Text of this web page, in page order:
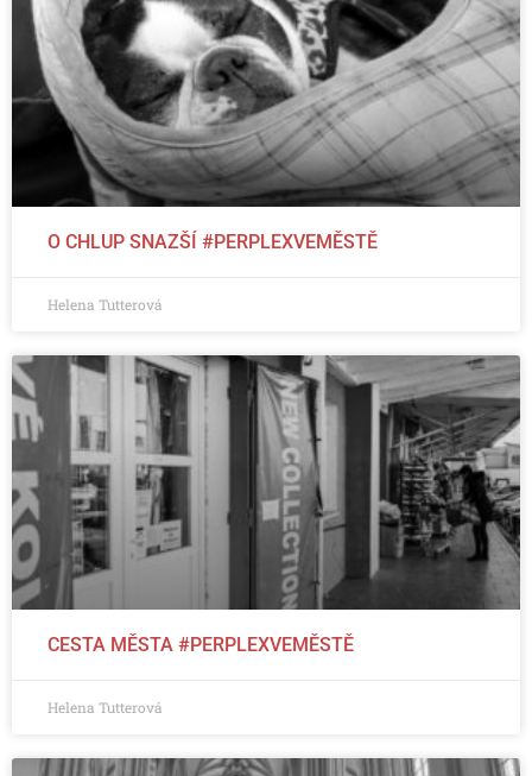
O CHLUP SNAZŠÍ #PERPLEXVEMĚSTĚ
Helena Tutterová
CESTA MĚSTA #PERPLEXVEMĚSTĚ
Helena Tutterová